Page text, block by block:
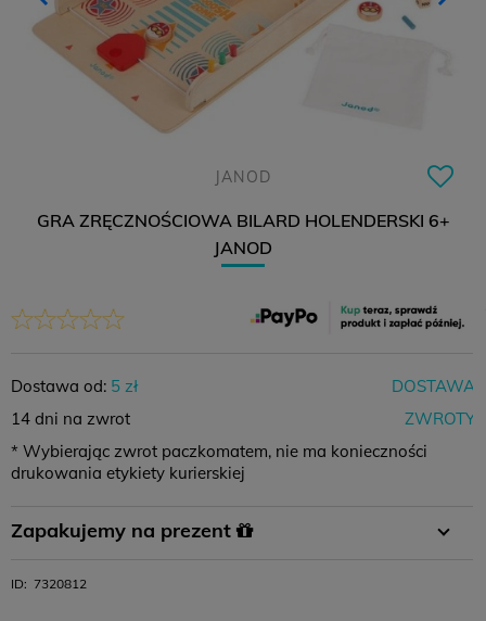
JANOD
GRA ZRĘCZNOŚCIOWA BILARD HOLENDERSKI 6+
JANOD
Dostawa od: 5 zł
DOSTAWA
14 dni na zwrot
ZWROTY
* Wybierając zwrot paczkomatem, nie ma konieczności
drukowania etykiety kurierskiej
Płatność za
Zapakujemy na prezent
ID: 7320812